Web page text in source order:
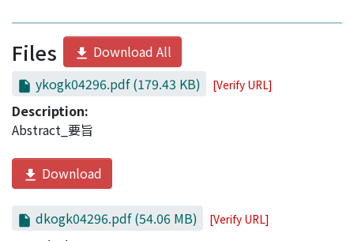
Files
Download All
ykogk04296.pdf(179.43 KB) [Verify URL]
Description:
Abstract_要旨
Download
dkogk04296.pdf(54.06 MB) [Verify URL]